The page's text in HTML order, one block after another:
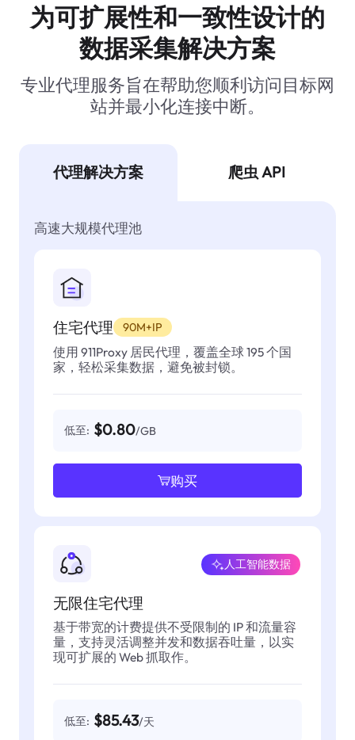
为可扩展性和一致性设计的
数据采集解决方案
专业代理服务旨在帮助您顺利访问目标网
站并最小化连接中断。
代理解决方案 爬虫 API
高速大规模代理池
住宅代理 90M+IP
使用 911Proxy 居民代理，覆盖全球 195 个国
家，轻松采集数据，避免被封锁。
低至: $0.80/GB
购买
无限住宅代理
人工智能数据
基于带宽的计费提供不受限制的 IP 和流量容
量，支持灵活调整并发和数据吞吐量，以实
现可扩展的 Web 抓取作。
低至: $85.43/天